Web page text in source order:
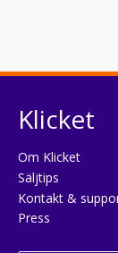
Klicket
Om Klicket
Säljtips
Kontakt &
Press